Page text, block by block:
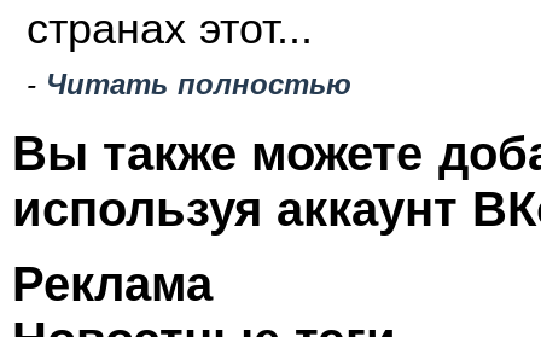
странах этот...
- Читать полностью
Вы также можете
используя аккаунт
Реклама